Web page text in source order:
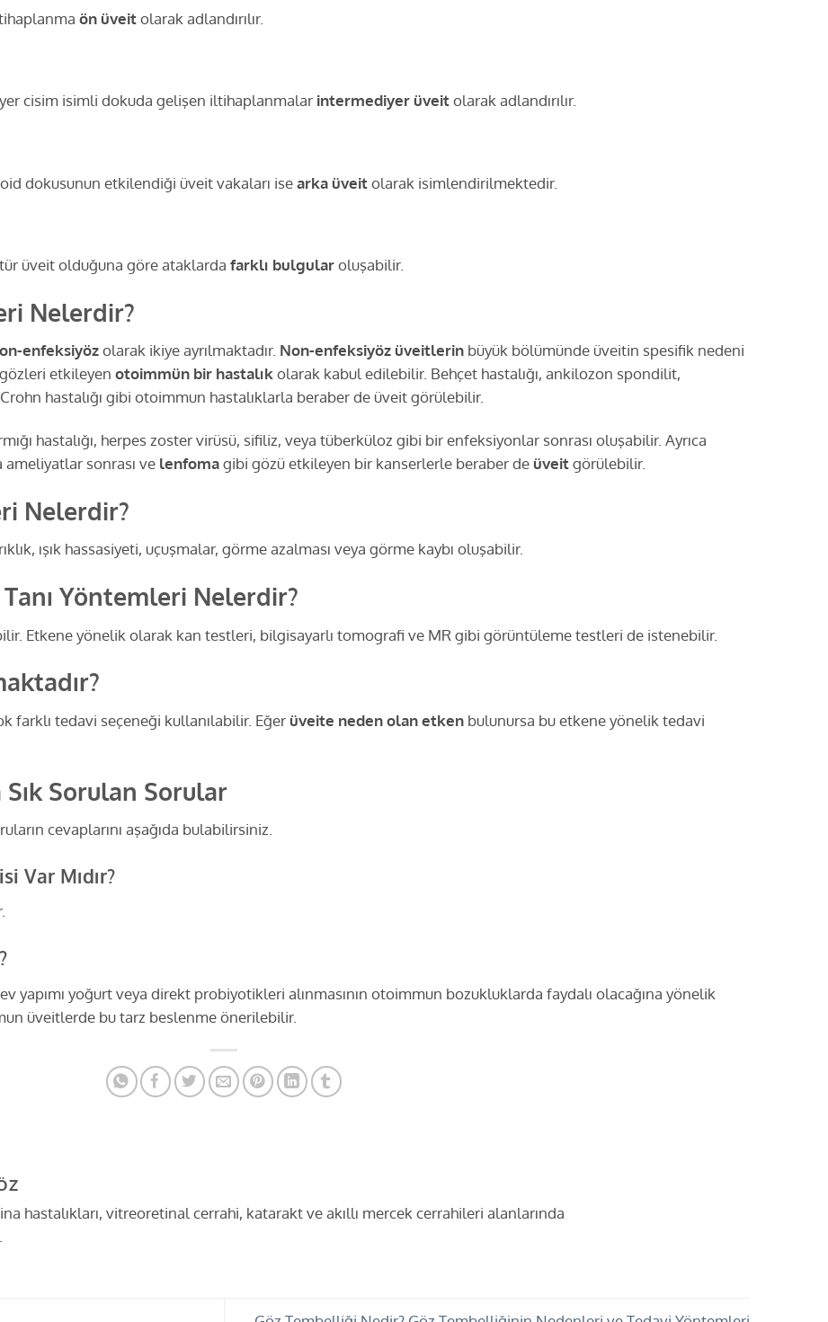
ön üveitolarak adlandırılır.
cisim isimli dokuda gelişen iltihaplanmalar intermediyer üveitolarak adlandırılır.
dokusunun etkilendiği üveit vakaları isearka üveitolarak isimlendirilmektedir.
üveit olduğuna göre ataklarda farklı bulgularoluşabilir.
Nelerdir?
enfeksiyözolarak ikiye ayrılmaktadır. Non-enfeksiyöz üveitlerin büyük bölümünde üveitin spesifik nedeni
etkileyen otoimmün bir hastalıkolarak kabul edilebilir. Behçet hastalığı, ankilozon spondilit,
hastalığı gibi otoimmun hastalıklarla beraber de üveit görülebilir.
hastalığı, herpes zoster virüsü, sifiliz, veya tüberküloz gibi bir enfeksiyonlar sonrası oluşabilir. Ayrıca
ameliyatlar sonrası ve lenfomagibi gözü etkileyen bir kanserlerle beraber de üveitgörülebilir.
Nelerdir?
ışık hassasiyeti, uçuşmalar, görme azalması veya görme kaybı oluşabilir.
Yöntemleri Nelerdir?
Etkene yönelik olarak kan testleri, bilgisayarlı tomografi ve MR gibi görüntüleme testleri de istenebilir.
farklı tedavi seçeneği kullanılabilir. Eğer üveite neden olan etken bulunursa bu etkene yönelik tedavi
Sorulan Sorular
cevaplarını aşağıda bulabilirsiniz.
Var Mıdır?
yapımı yoğurt veya direkt probiyotikleri alınmasının otoimmun bozukluklarda faydalı olacağına yönelik
üveitlerde bu tarz beslenme önerilebilir.
hastalıkları, vitreoretinal cerrahi, katarakt ve akıllı mercek cerrahileri alanlarında